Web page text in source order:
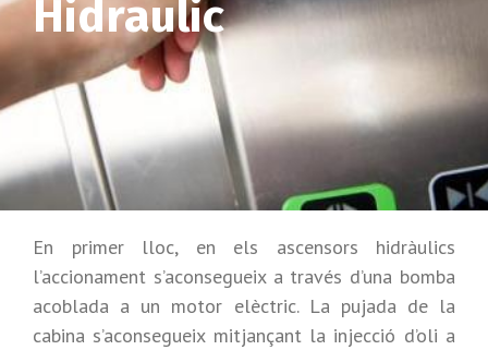
Hidraulic
En primer lloc, en els ascensors hidràulics
l’accionament s’aconsegueix a través d’una bomba
acoblada a un motor elèctric. La pujada de la
cabina s’aconsegueix mitjançant la injecció d’oli a